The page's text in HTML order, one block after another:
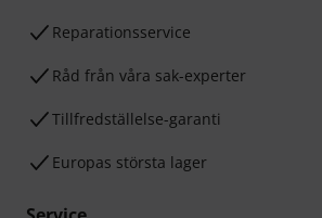
Reparationsservice
Råd från våra sak-experter
Tillfredställelse-garanti
Europas största lager